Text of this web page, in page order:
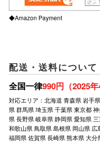
◆Amazon Payment
配送・送料について
全国一律990円（2025年
対応エリア：北海道 青森県 岩手
県 群馬県 埼玉県 千葉県 東京都
県 長野県 岐阜県 静岡県 愛知県
和歌山県 鳥取県 島根県 岡山県
福岡県 佐賀県 長崎県 熊本県 大